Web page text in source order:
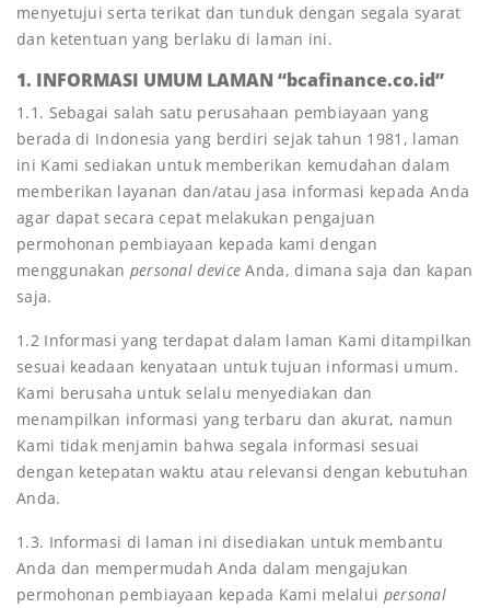
menyetujui serta terikat dan tunduk dengan segala syarat
dan ketentuan yang berlaku di laman ini.
1. INFORMASI UMUM LAMAN “bcafinance.co.id”
1.1. Sebagai salah satu perusahaan pembiayaan yang
berada di Indonesia yang berdiri sejak tahun 1981, laman
ini Kami sediakan untuk memberikan kemudahan dalam
memberikan layanan dan/atau jasa informasi kepada Anda
agar dapat secara cepat melakukan pengajuan
permohonan pembiayaan kepada kami dengan
menggunakan personal deviceAnda, dimana saja dan kapan
saja.
1.2 Informasi yang terdapat dalam laman Kami ditampilkan
sesuai keadaan kenyataan untuk tujuan informasi umum.
Kami berusaha untuk selalu menyediakan dan
menampilkan informasi yang terbaru dan akurat, namun
Kami tidak menjamin bahwa segala informasi sesuai
dengan ketepatan waktu atau relevansi dengan kebutuhan
Anda.
1.3. Informasi di laman ini disediakan untuk membantu
Anda dan mempermudah Anda dalam mengajukan
permohonan pembiayaan kepada Kami melalui personal